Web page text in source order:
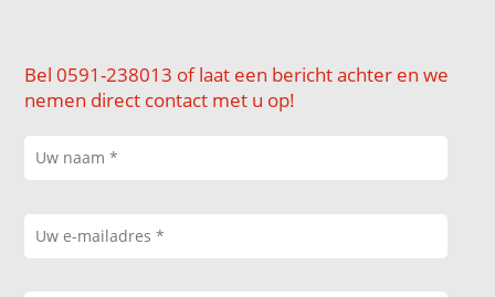
Bel 0591-238013 of laat een bericht achter en we
nemen direct contact met u op!